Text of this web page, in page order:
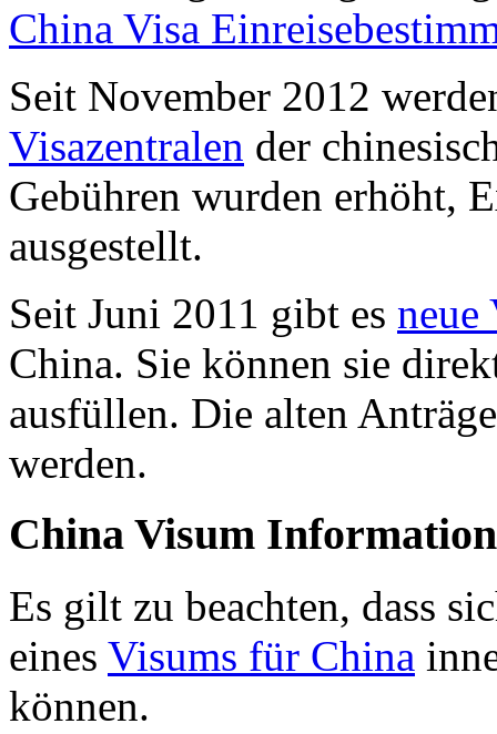
China Visa
Seit November 2012
Visazentralen der
Gebühren wurden erhöht,
ausgestellt.
Seit Juni 2011 gibt es neue
China. Sie können sie
ausfüllen. Die alten
werden.
China Visum
Es gilt zu beachten, dass
eines Visums für China
können.